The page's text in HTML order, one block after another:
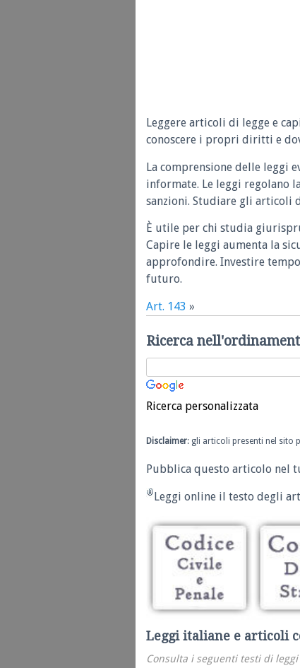
Leggere articoli di legge e
conoscere i propri diritti e
La comprensione delle leggi
informate. Le leggi regolano
sanzioni. Studiare gli articoli
È utile per chi studia
Capire le leggi aumenta la
approfondire. Investire
futuro.
Art. 143 »
Ricerca
Ricerca personalizzata
Disclaimer: gli articoli presenti nel sito
Pubblica questo articolo nel
Leggi online il testo degli
Leggi italiane e articoli
Consulta i seguenti testi di